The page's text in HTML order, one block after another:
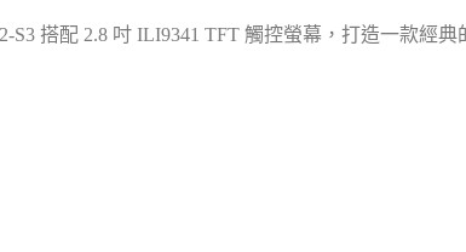
S3 搭配 2.8 吋 ILI9341 TFT 觸控螢幕，打造一款經